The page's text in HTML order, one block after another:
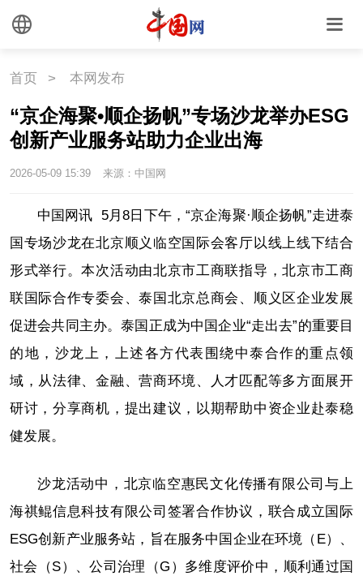
首页 > 本网发布
“京企海聚•顺企扬帆”专场沙龙举办ESG
创新产业服务站助力企业出海
2026-05-09 15:39 来源：中国网
中国网讯 5月8日下午，“京企海聚·顺企扬帆”走进泰
国专场沙龙在北京顺义临空国际会客厅以线上线下结合
形式举行。本次活动由北京市工商联指导，北京市工商
联国际合作专委会、泰国北京总商会、顺义区企业发展
促进会共同主办。泰国正成为中国企业“走出去”的重要目
的地，沙龙上，上述各方代表围绕中泰合作的重点领
域，从法律、金融、营商环境、人才匹配等多方面展开
研讨，分享商机，提出建议，以期帮助中资企业赴泰稳
健发展。
沙龙活动中，北京临空惠民文化传播有限公司与上
海祺鲲信息科技有限公司签署合作协议，联合成立国际
ESG创新产业服务站，旨在服务中国企业在环境（E）、
社会（S）、公司治理（G）多维度评价中，顺利通过国